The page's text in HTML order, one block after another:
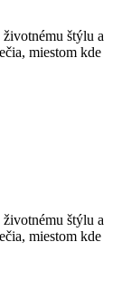
štýlu a
miestom kde
štýlu a
miestom kde